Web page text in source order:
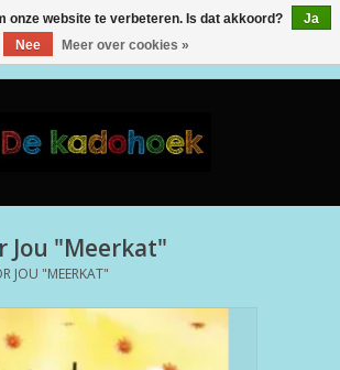
Jou "Meerkat"
JOU "MEERKAT"
onze website te verbeteren. Is dat akkoord?
Ja
Nee
Meer over cookies »